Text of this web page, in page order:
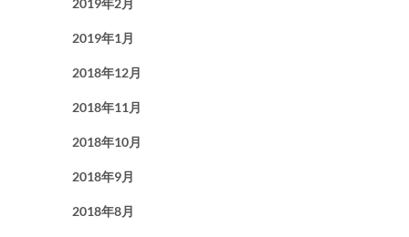
2019年2月
2019年1月
2018年12月
2018年11月
2018年10月
2018年9月
2018年8月